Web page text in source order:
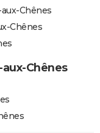
Chênes
Chênes
Chênes